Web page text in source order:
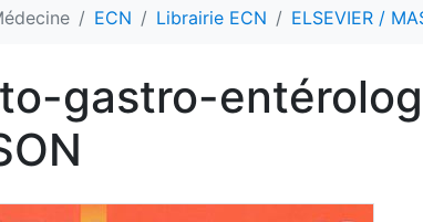
ECN Librairie ECN ELSEVIER /
gastro-